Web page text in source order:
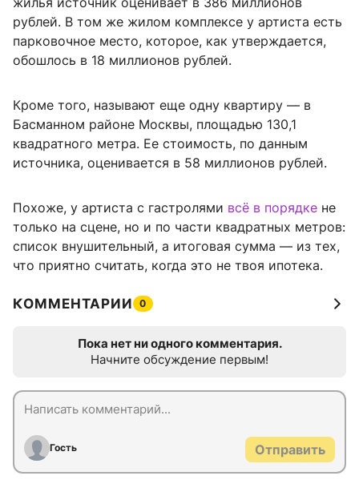
рублей. В том же жилом комплексе у артиста есть
парковочное место, которое, как утверждается,
обошлось в 18 миллионов рублей.
Кроме того, называют еще одну квартиру — в
Басманном районе Москвы, площадью 130,1
квадратного метра. Ее стоимость, по данным
источника, оценивается в 58 миллионов рублей.
Похоже, у артиста с гастролями всё в порядке не
только на сцене, но и по части квадратных метров:
список внушительный, а итоговая сумма — из тех,
что приятно считать, когда это не твоя ипотека.
КОММЕНТАРИИ 0
Пока нет ни одного комментария.
Начните обсуждение первым!
Гость Отправить